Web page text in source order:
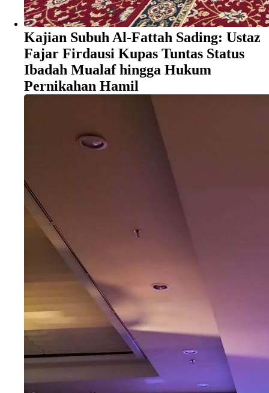
Kajian Subuh Al-Fattah Sading: Ustaz
Fajar Firdausi Kupas Tuntas Status
Ibadah Mualaf hingga Hukum
Pernikahan Hamil